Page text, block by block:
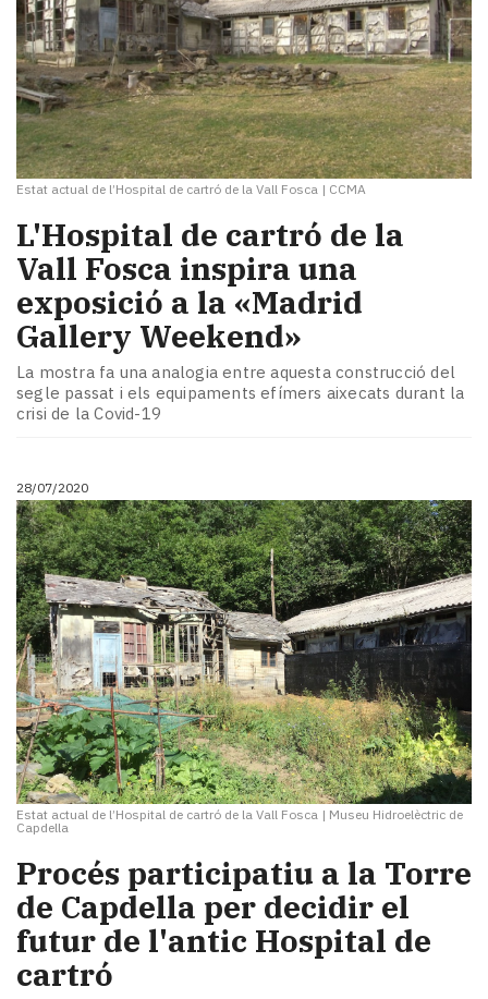
Estat actual de l’Hospital de cartró de la Vall Fosca | CCMA
L'Hospital de cartró de la
Vall Fosca inspira una
exposició a la «Madrid
Gallery Weekend»
La mostra fa una analogia entre aquesta construcció del
segle passat i els equipaments efímers aixecats durant la
crisi de la Covid-19
28/07/2020
Estat actual de l’Hospital de cartró de la Vall Fosca | Museu Hidroelèctric de
Capdella
Procés participatiu a la Torre
de Capdella per decidir el
futur de l'antic Hospital de
cartró